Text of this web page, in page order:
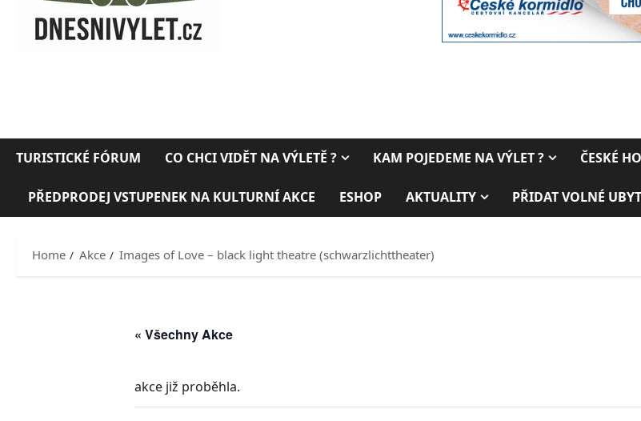
TURISTICKÉ FÓRUM CO CHCI VIDĚT NA VÝLETĚ ? KAM POJEDEME NA VÝLET ? ČESKÉ
PŘEDPRODEJ VSTUPENEK NA KULTURNÍ AKCE ESHOP AKTUALITY PŘIDAT VOLNÉ
Home Akce Images of Love – black light theatre (schwarzlichttheater)
« Všechny Akce
akce již proběhla.